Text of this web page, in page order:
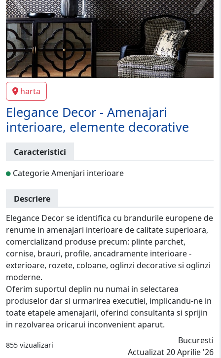
harta
Elegance Decor - Amenajari
interioare, elemente decorative
Caracteristici
Categorie Amenjari interioare
Descriere
Elegance Decor se identifica cu brandurile europene de
renume in amenajari interioare de calitate superioara,
comercializand produse precum: plinte parchet,
cornise, brauri, profile, ancadramente interioare -
exterioare, rozete, coloane, oglinzi decorative si oglinzi
moderne.
Oferim suportul deplin nu numai in selectarea
produselor dar si urmarirea executiei, implicandu-ne in
toate etapele amenajarii, oferind consultanta si sprijin
in rezolvarea oricarui inconvenient aparut.
855 vizualizari
Bucuresti
Actualizat 20 Aprilie '26